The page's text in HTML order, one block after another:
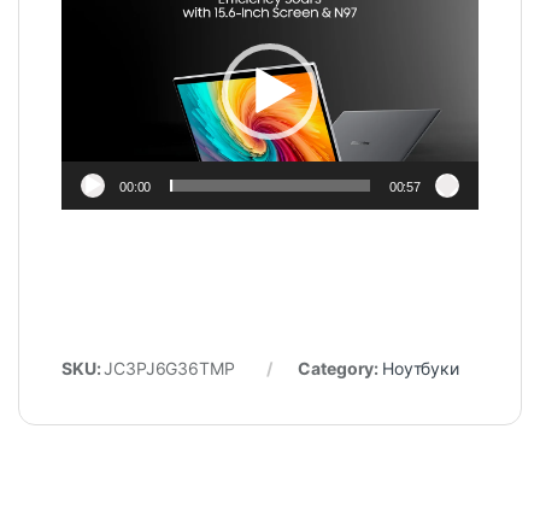
00:00 00:57
SKU:JC3PJ6G36TMP Category: Ноутбуки